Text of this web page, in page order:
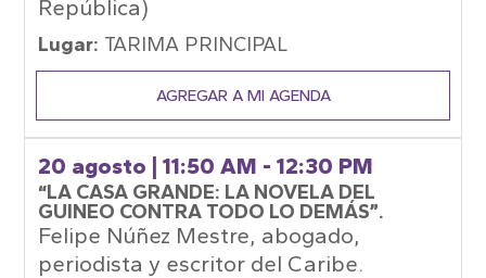
República)
Lugar: TARIMA PRINCIPAL
AGREGAR A MI AGENDA
20 agosto | 11:50 AM - 12:30 PM
“LA CASA GRANDE: LA NOVELA DEL
GUINEO CONTRA TODO LO DEMÁS”.
Felipe Núñez Mestre, abogado,
periodista y escritor del Caribe.